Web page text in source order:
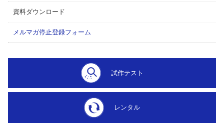
資料ダウンロード
メルマガ停止登録フォーム
試作テスト
レンタル